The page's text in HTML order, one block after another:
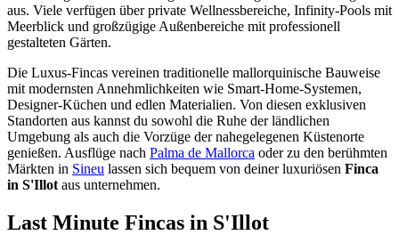
aus. Viele verfügen über private Wellnessbereiche, Infinity-Pools mit
Meerblick und großzügige Außenbereiche mit professionell
gestalteten Gärten.
Die Luxus-Fincas vereinen traditionelle mallorquinische Bauweise
mit modernsten Annehmlichkeiten wie Smart-Home-Systemen,
Designer-Küchen und edlen Materialien. Von diesen exklusiven
Standorten aus kannst du sowohl die Ruhe der ländlichen
Umgebung als auch die Vorzüge der nahegelegenen Küstenorte
genießen. Ausflüge nach Palma de Mallorca oder zu den berühmten
Märkten in Sineu lassen sich bequem von deiner luxuriösen Finca
in S'Illot aus unternehmen.
Last Minute Fincas in S'Illot